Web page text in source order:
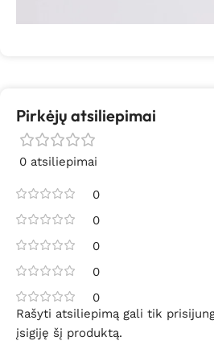
Pirkėjų atsiliepimai
0 atsiliepimai
0
0
0
0
0
Rašyti atsiliepimą gali tik
įsigiję šį produktą.